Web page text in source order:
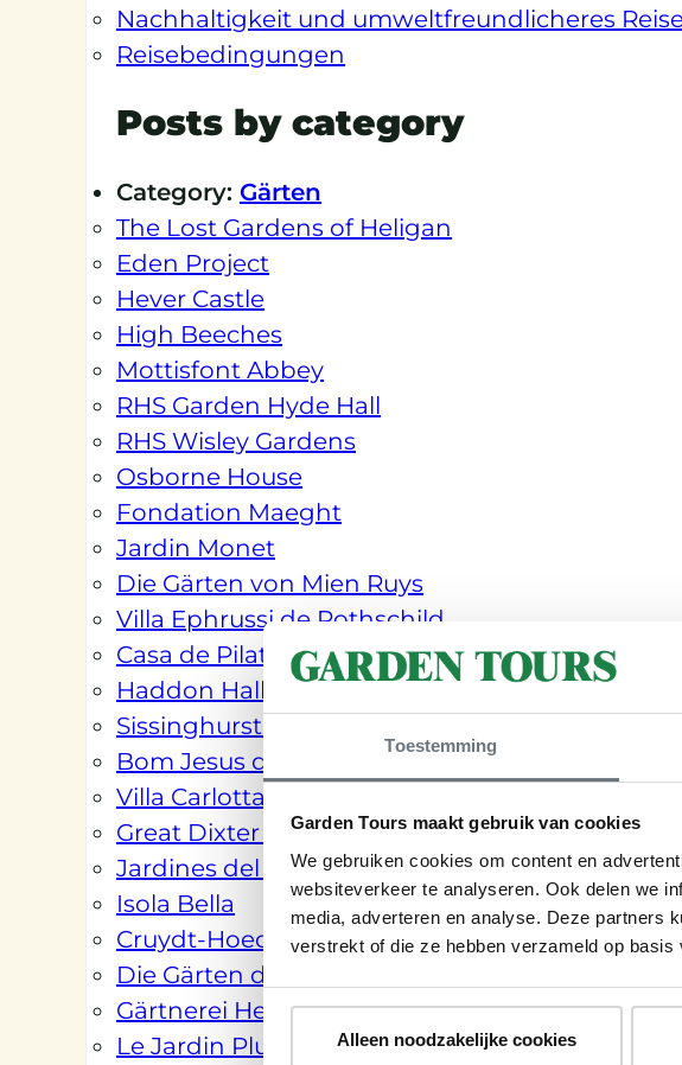
Toestemming
Garden Tours maakt gebruik van cookies
We gebruiken cookies om content en
websiteverkeer te analyseren. Ook delen we
media, adverteren en analyse. Deze partners
verstrekt of die ze hebben verzameld op
Alleen noodzakelijke cookies
Nachhaltigkeit und umweltfreundlicheres
Reisebedingungen
Posts by category
Category: Gärten
The Lost Gardens of Heligan
Eden Project
Hever Castle
High Beeches
Mottisfont Abbey
RHS Garden Hyde Hall
RHS Wisley Gardens
Osborne House
Fondation Maeght
Jardin Monet
Die Gärten von Mien Ruys
Villa Ephrussi de Rothschild
Casa de Pilatos
Haddon Hall
Sissinghurst Castle Gardens
Bom Jesus do Monte
Villa Carlotta
Great Dixter House & Gardens
Jardines del Real Alcázar
Isola Bella
Cruydt-Hoeck
Die Gärten der Alhambra
Gärtnerei Hessenhof
Le Jardin Plume